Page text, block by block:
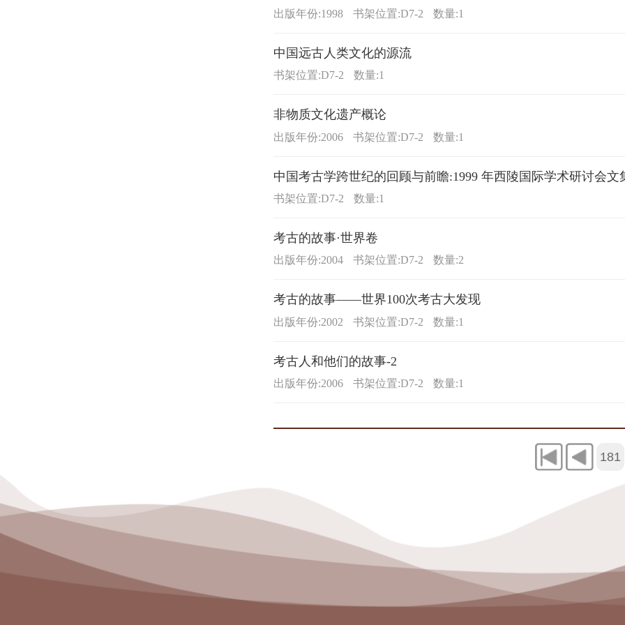
出版年份:1998 书架位置:D7-2 数量:1
中国远古人类文化的源流
书架位置:D7-2 数量:1
非物质文化遗产概论
出版年份:2006 书架位置:D7-2 数量:1
中国考古学跨世纪的回顾与前瞻:1999 年西陵国际学术研讨会文
书架位置:D7-2 数量:1
考古的故事·世界卷
出版年份:2004 书架位置:D7-2 数量:2
考古的故事——世界100次考古大发现
出版年份:2002 书架位置:D7-2 数量:1
考古人和他们的故事-2
出版年份:2006 书架位置:D7-2 数量:1
181